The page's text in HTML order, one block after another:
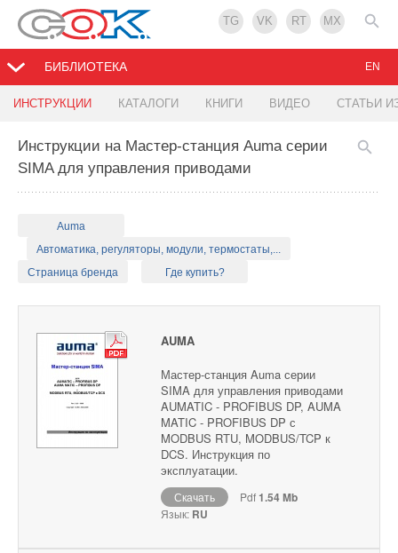
TG VK RT MX
БИБЛИОТЕКА
ИНСТРУКЦИИ КАТАЛОГИ КНИГИ ВИДЕО СТАТЬИ
EN
Инструкции на Мастер-станция Auma серии
SIMA для управления приводами
Auma
Автоматика, регуляторы, модули, термостаты,...
Страница бренда
Где купить?
AUMA
Мастер-станция Auma серии
SIMA для управления приводами
AUMATIC - PROFIBUS DP, AUMA
MATIC - PROFIBUS DP с
MODBUS RTU, MODBUS/TCP к
DCS. Инструкция по
эксплуатации.
Скачать Pdf1.54 Mb
Язык: RU